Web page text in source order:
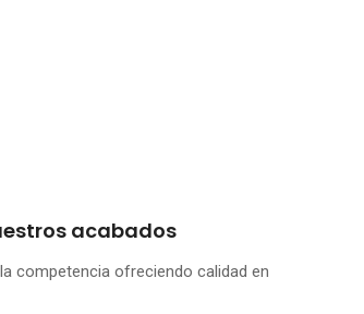
acabados
competencia ofreciendo calidad en